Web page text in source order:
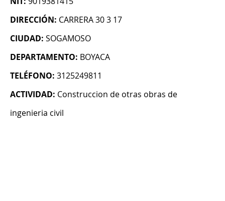
DIRECCIÓN: CARRERA 30 3 17
CIUDAD: SOGAMOSO
DEPARTAMENTO: BOYACA
TELÉFONO: 3125249811
ACTIVIDAD: Construccion de otras obras de
ingenieria civil